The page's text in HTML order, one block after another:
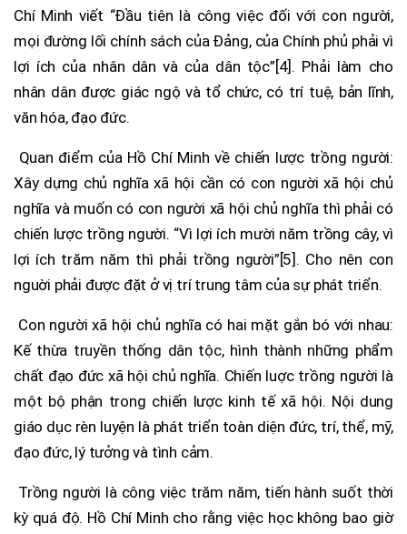
Chí Minh viết “Đầu tiên là công việc đối với con người,
mọi đường lối chính sách của Đảng, của Chính phủ phải vì
lợi ích của nhân dân và của dân tộc”[4]. Phải làm cho
nhân dân được giác ngộ và tổ chức, có trí tuệ, bản lĩnh,
văn hóa, đạo đức.
Quan điểm của Hồ Chí Minh về chiến lược trồng người:
Xây dựng chủ nghĩa xã hội cần có con người xã hội chủ
nghĩa và muốn có con người xã hội chủ nghĩa thì phải có
chiến lược trồng người. “Vì lợi ích mười năm trồng cây, vì
lợi ích trăm năm thì phải trồng người”[5]. Cho nên con
nguời phải được đặt ở vị trí trung tâm của sự phát triển.
Con người xã hội chủ nghĩa có hai mặt gắn bó với nhau:
Kế thừa truyền thống dân tộc, hình thành những phẩm
chất đạo đức xã hội chủ nghĩa. Chiến luợc trồng người là
một bộ phận trong chiến lược kinh tế xã hội. Nội dung
giáo dục rèn luyện là phát triển toàn diện đức, trí, thể, mỹ,
đạo đức, lý tưởng và tình cảm.
Trồng người là công việc trăm năm, tiến hành suốt thời
kỳ quá độ. Hồ Chí Minh cho rằng việc học không bao giờ